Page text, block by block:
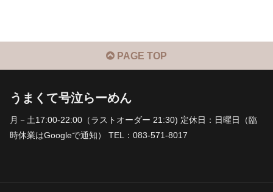
PAGE TOP
うまくて号泣らーめん
月－土17:00-22:00（ラストオーダー 21:30) 定休日：日曜日（臨
時休業はGoogleで通知） TEL：083-571-8017